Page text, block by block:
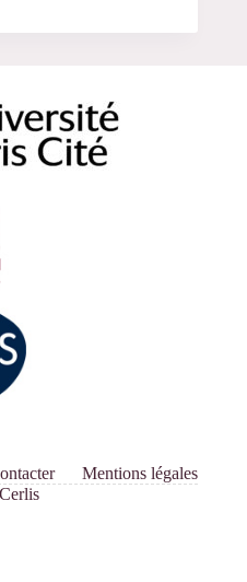
Mentions légales